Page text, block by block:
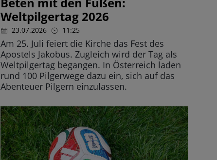
Weltpilgertag 2026
23.07.2026 11:25
Am 25. Juli feiert die Kirche das Fest des
Apostels Jakobus. Zugleich wird der Tag als
Weltpilgertag begangen. In Österreich laden
rund 100 Pilgerwege dazu ein, sich auf das
Abenteuer Pilgern einzulassen.